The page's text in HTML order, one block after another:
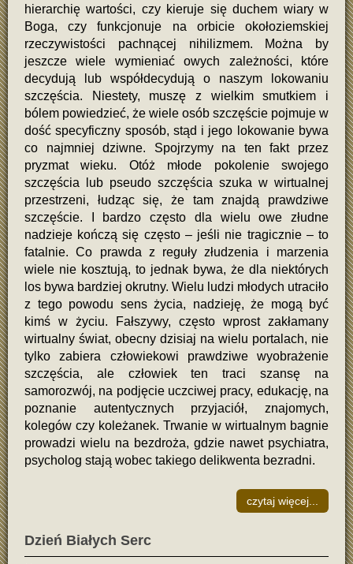
hierarchię wartości, czy kieruje się duchem wiary w
Boga, czy funkcjonuje na orbicie okołoziemskiej
rzeczywistości pachnącej nihilizmem. Można by
jeszcze wiele wymieniać owych zależności, które
decydują lub współdecydują o naszym lokowaniu
szczęścia. Niestety, muszę z wielkim smutkiem i
bólem powiedzieć, że wiele osób szczęście pojmuje w
dość specyficzny sposób, stąd i jego lokowanie bywa
co najmniej dziwne. Spojrzymy na ten fakt przez
pryzmat wieku. Otóż młode pokolenie swojego
szczęścia lub pseudo szczęścia szuka w wirtualnej
przestrzeni, łudząc się, że tam znajdą prawdziwe
szczęście. I bardzo często dla wielu owe złudne
nadzieje kończą się często – jeśli nie tragicznie – to
fatalnie. Co prawda z reguły złudzenia i marzenia
wiele nie kosztują, to jednak bywa, że dla niektórych
los bywa bardziej okrutny. Wielu ludzi młodych utraciło
z tego powodu sens życia, nadzieję, że mogą być
kimś w życiu. Fałszywy, często wprost zakłamany
wirtualny świat, obecny dzisiaj na wielu portalach, nie
tylko zabiera człowiekowi prawdziwe wyobrażenie
szczęścia, ale człowiek ten traci szansę na
samorozwój, na podjęcie uczciwej pracy, edukację, na
poznanie autentycznych przyjaciół, znajomych,
kolegów czy koleżanek. Trwanie w wirtualnym bagnie
prowadzi wielu na bezdroża, gdzie nawet psychiatra,
psycholog stają wobec takiego delikwenta bezradni.
czytaj więcej...
Dzień Białych Serc